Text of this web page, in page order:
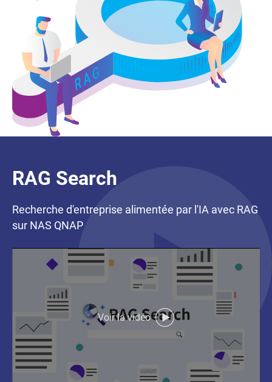
RAG Search
Recherche d'entreprise alimentée par l'IA avec RAG
sur NAS QNAP
Voir la vidéo